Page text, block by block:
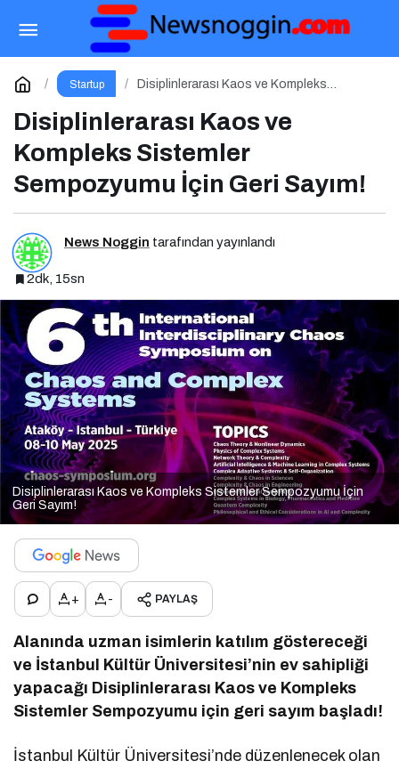
Startup
Disiplinlerarası Kaos ve Kompleks
Disiplinlerarası Kaos ve
Kompleks Sistemler
Sempozyumu İçin Geri Sayım!
News Noggin tarafından yayınlandı
2dk, 15sn
Disiplinlerarası Kaos ve Kompleks Sistemler Sempozyumu İçin
Geri Sayım!
+ - PAYLAŞ
Alanında uzman isimlerin katılım göstereceği
ve İstanbul Kültür Üniversitesi’nin ev sahipliği
yapacağı Disiplinlerarası Kaos ve Kompleks
Sistemler Sempozyumu için geri sayım başladı!
İstanbul Kültür Üniversitesi’nde düzenlenecek olan
Marka İnisiyatifi Zirvesi Deprem Nedeniyle
Ertelendi
Yorum Yap